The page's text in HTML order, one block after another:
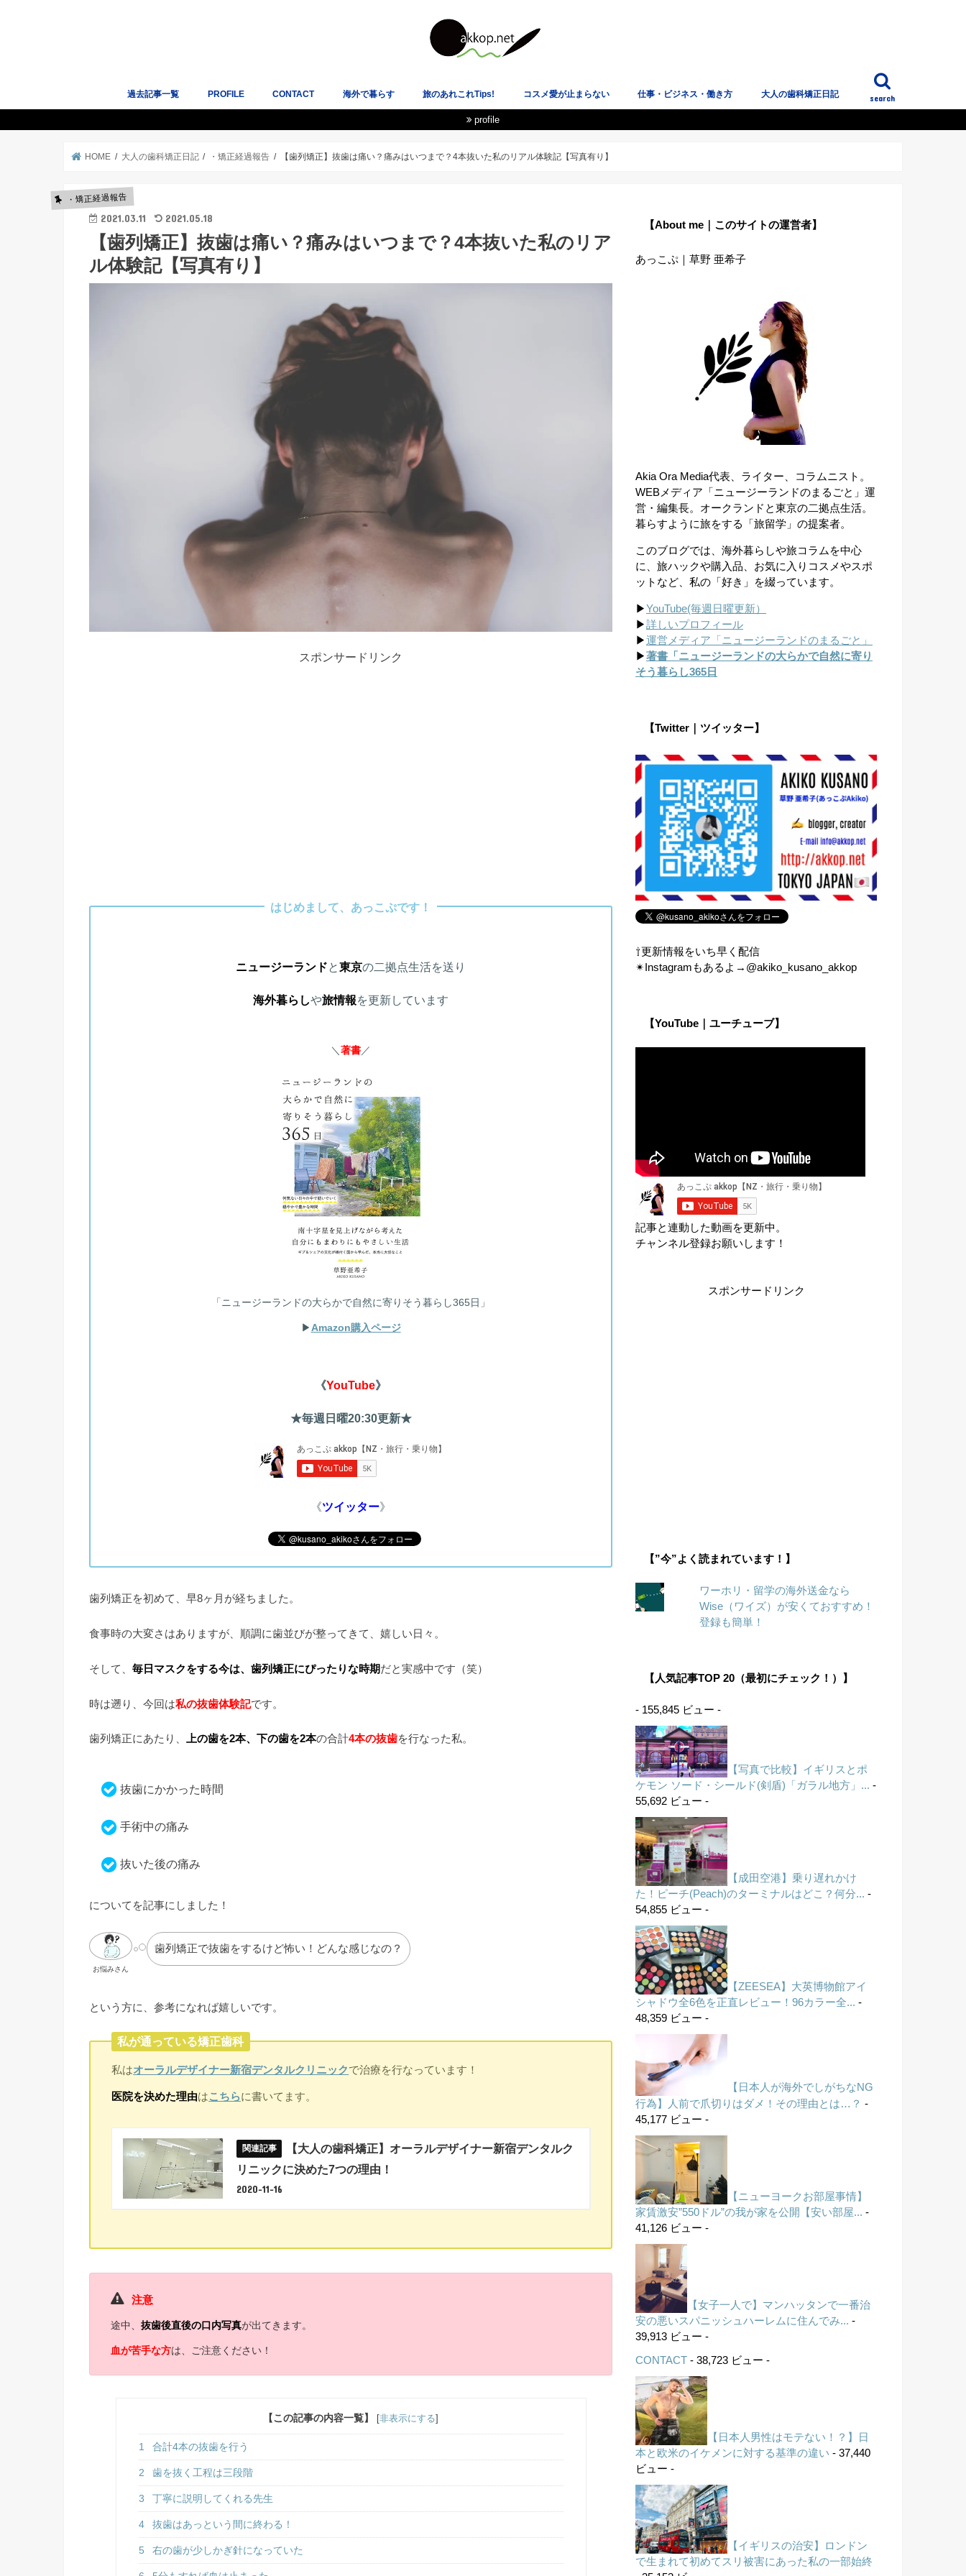
search
過去記事一覧 PROFILE CONTACT 海外で暮らす 旅のあれこれTips!
飛行機も空港も大好き！
電車オタクのLOVE乗り物！
国際恋愛・海外の恋愛観
コスメ愛が止まらない 仕事・ビジネス・働き方 大人の歯科矯正日記
profile
HOME 大人の歯科矯正日記 ・矯正経過報告 【歯列矯正】抜歯は痛い？痛みはいつまで？4本抜いた私のリアル体験記【写真有り】
・矯正経過報告
2021.03.11 2021.05.18
【歯列矯正】抜歯は痛い？痛みはいつまで？4本抜いた私のリア
ル体験記【写真有り】
スポンサードリンク
はじめまして、あっこぷです！
ニュージーランドと東京の二拠点生活を送り
海外暮らしや旅情報を更新しています
＼著書／
「ニュージーランドの大らかで自然に寄りそう暮らし365日」
▶︎ Amazon購入ページ
《YouTube》
★毎週日曜20:30更新★
《ツイッター》
歯列矯正を初めて、早8ヶ月が経ちました。
食事時の大変さはありますが、順調に歯並びが整ってきて、嬉しい日々。
そして、 毎日マスクをする今は、歯列矯正にぴったりな時期だと実感中です（笑）
時は遡り、今回は私の抜歯体験記です。
歯列矯正にあたり、 上の歯を2本、下の歯を2本の合計4本の抜歯を行なった私。
抜歯にかかった時間
手術中の痛み
抜いた後の痛み
についてを記事にしました！
お悩みさん
歯列矯正で抜歯をするけど怖い！どんな感じなの？
という方に、参考になれば嬉しいです。
私が通っている矯正歯科
私はオーラルデザイナー新宿デンタルクリニックで治療を行なっています！
医院を決めた理由はこちらに書いてます。
【大人の歯科矯正】オーラルデザイナー新宿デンタルク
リニックに決めた7つの理由！
2020-11-16
注意
途中、抜歯後直後の口内写真が出てきます。
血が苦手な方は、ご注意ください！
【この記事の内容一覧】 非表示にする
1 合計4本の抜歯を行う
2 歯を抜く工程は三段階
3 丁寧に説明してくれる先生
4 抜歯はあっという間に終わる！
5 右の歯が少しかぎ針になっていた
【About me｜このサイトの運営者】
あっこぷ｜草野 亜希子
Akia Ora Media代表、ライター、コラムニスト。
WEBメディア「ニュージーランドのまるごと」運
営・編集長。オークランドと東京の二拠点生活。
暮らすように旅をする「旅留学」の提案者。
このブログでは、海外暮らしや旅コラムを中心
に、旅ハックや購入品、お気に入りコスメやスポ
ットなど、私の「好き」を綴っています。
▶︎YouTube(毎週日曜更新）
▶︎詳しいプロフィール
▶︎運営メディア「ニュージーランドのまるごと」
▶︎著書「ニュージーランドの大らかで自然に寄り
そう暮らし365日
【Twitter｜ツイッター】
⇧更新情報をいち早く配信
✴︎Instagramもあるよ→@akiko_kusano_akkop
【YouTube｜ユーチューブ】
記事と連動した動画を更新中。
チャンネル登録お願いします！
スポンサードリンク
【”今”よく読まれています！】
ワーホリ・留学の海外送金なら
Wise（ワイズ）が安くておすすめ！
登録も簡単！
【人気記事TOP 20（最初にチェック！）】
- 155,845 ビュー -
【写真で比較】イギリスとポ
ケモン ソード・シールド(剣盾)「ガラル地方」... -
55,692 ビュー -
【成田空港】乗り遅れかけ
た！ピーチ(Peach)のターミナルはどこ？何分... -
54,855 ビュー -
【ZEESEA】大英博物館アイ
シャドウ全6色を正直レビュー！96カラー全... -
48,359 ビュー -
【日本人が海外でしがちなNG
行為】人前で爪切りはダメ！その理由とは…？ -
45,177 ビュー -
【ニューヨークお部屋事情】
家賃激安”550ドル”の我が家を公開【安い部屋... -
41,126 ビュー -
【女子一人で】マンハッタンで一番治
安の悪いスパニッシュハーレムに住んでみ... -
39,913 ビュー -
CONTACT - 38,723 ビュー -
【日本人男性はモテない！？】日
本と欧米のイケメンに対する基準の違い - 37,440
ビュー -
【イギリスの治安】ロンドン
で生まれて初めてスリ被害にあった私の一部始終